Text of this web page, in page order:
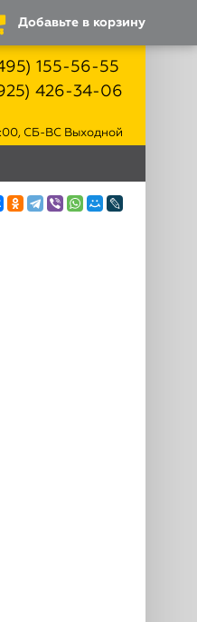
155-56-55
426-34-06
СБ-ВС Выходной
Добавьте в корзину